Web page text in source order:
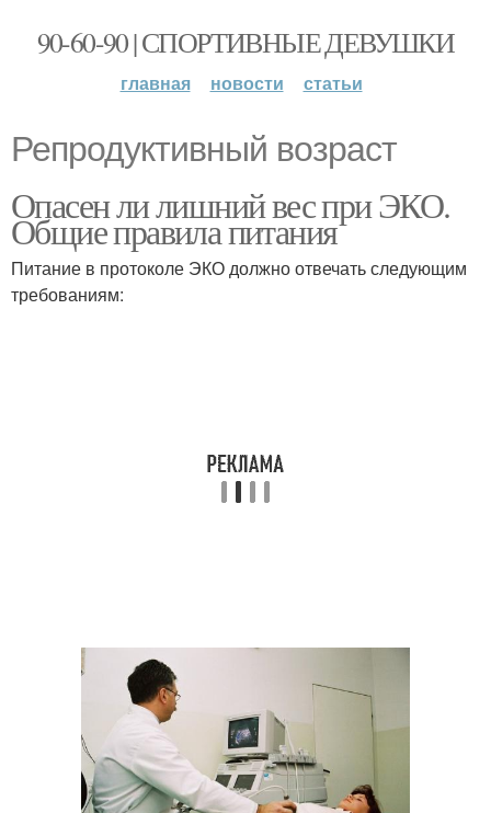
90-60-90 | СПОРТИВНЫЕ ДЕВУШКИ
главная новости статьи
Репродуктивный возраст
Опасен ли лишний вес при ЭКО.
Общие правила питания
Питание в протоколе ЭКО должно отвечать следующим
требованиям: